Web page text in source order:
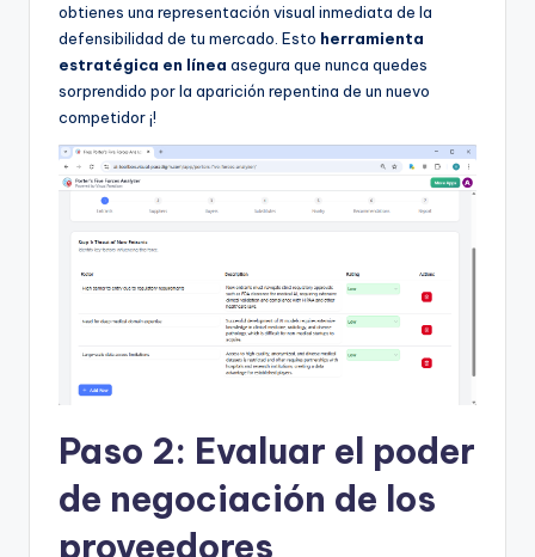
obtienes una representación visual inmediata de la
defensibilidad de tu mercado. Esto herramienta
estratégica en línea asegura que nunca quedes
sorprendido por la aparición repentina de un nuevo
competidor ¡!
Paso 2: Evaluar el poder
de negociación de los
proveedores